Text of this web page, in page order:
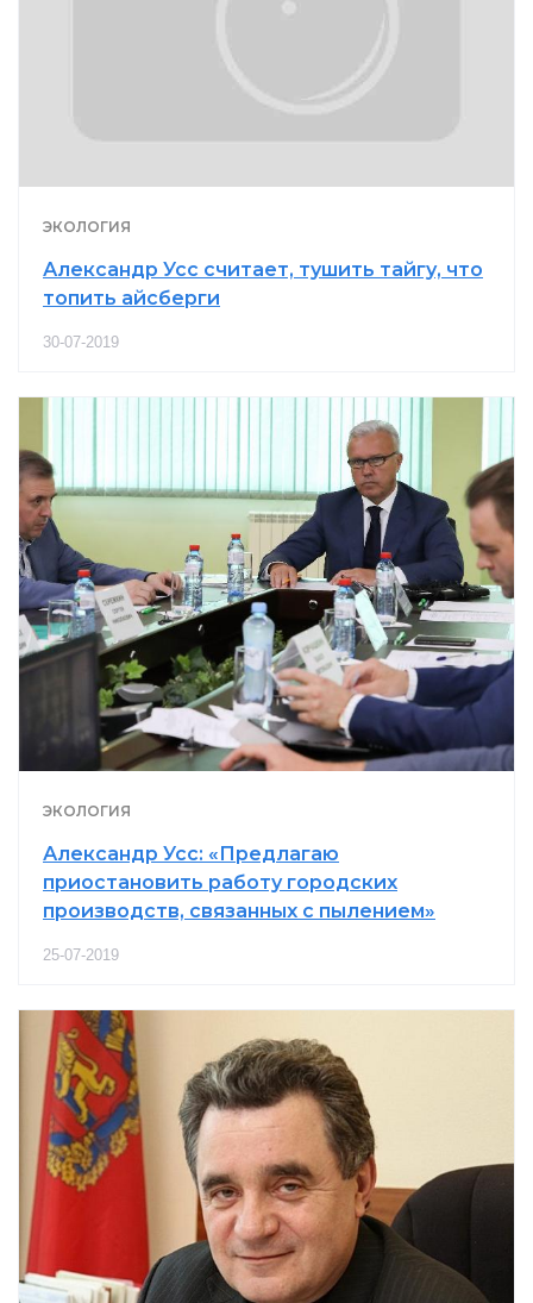
ЭКОЛОГИЯ
Александр Усс считает, тушить тайгу, что
топить айсберги
30-07-2019
ЭКОЛОГИЯ
Александр Усс: «Предлагаю
приостановить работу городских
производств, связанных с пылением»
25-07-2019